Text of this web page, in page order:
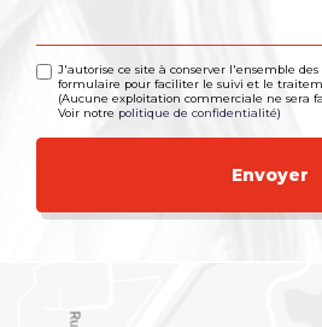
J'autorise ce site à conserver l'ensemble
formulaire pour faciliter le suivi et le
(Aucune exploitation commerciale ne sera
Voir notre politique de confidentialité)